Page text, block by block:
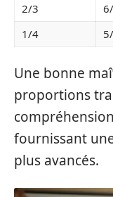
2/3
1/4
Une bonne
proportions
fournissant
plus avancés.